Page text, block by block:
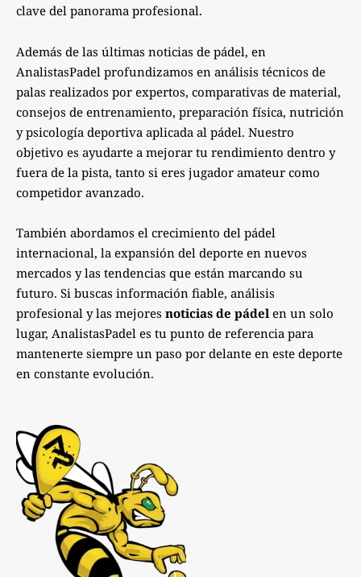
clave del panorama profesional.
Además de las últimas noticias de pádel, en
AnalistasPadel profundizamos en análisis técnicos de
palas realizados por expertos, comparativas de material,
consejos de entrenamiento, preparación física, nutrición
y psicología deportiva aplicada al pádel. Nuestro
objetivo es ayudarte a mejorar tu rendimiento dentro y
fuera de la pista, tanto si eres jugador amateur como
competidor avanzado.
También abordamos el crecimiento del pádel
internacional, la expansión del deporte en nuevos
mercados y las tendencias que están marcando su
futuro. Si buscas información fiable, análisis
profesional y las mejores noticias de pádel en un solo
lugar, AnalistasPadel es tu punto de referencia para
mantenerte siempre un paso por delante en este deporte
en constante evolución.